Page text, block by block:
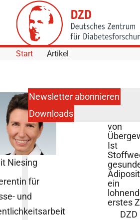
Skip to Content
Start Artikel
von
Ist
ein
erstes
Niesing
für
und
Newsletter abonnieren
Downloads